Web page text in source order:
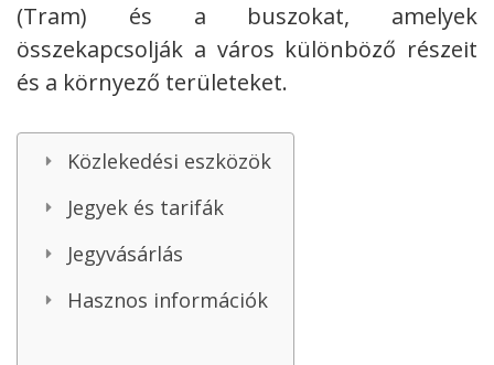
(Tram) és a buszokat, amelyek
összekapcsolják a város különböző részeit
és a környező területeket.
Közlekedési eszközök
Jegyek és tarifák
Jegyvásárlás
Hasznos információk